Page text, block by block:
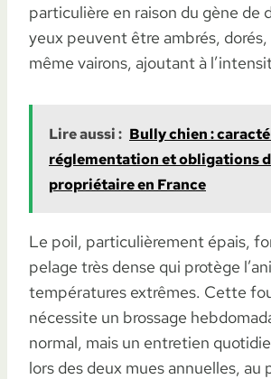
particulière en raison du gène de
yeux peuvent être ambrés, dorés,
même vairons, ajoutant à
Lire aussi : Bully chien :
réglementation et obligations
propriétaire en France
Le poil, particulièrement épais,
pelage très dense qui protège
températures extrêmes. Cette
nécessite un brossage
normal, mais un entretien
lors des deux mues annuelles, au